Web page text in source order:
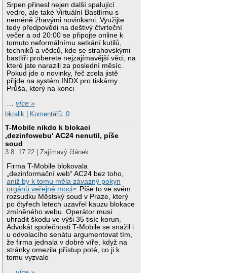
Srpen přinesl nejen další spalující
vedro, ale také Virtuální Bastlírnu s
neméně žhavými novinkami. Využijte
tedy předpovědi na deštivý čtvrteční
večer a od 20:00 se připojte online k
tomuto neformálnímu setkání kutilů,
techniků a vědců, kde se strahovskými
bastlíři proberete nejzajímavější věci, na
které jste narazili za poslední měsíc.
Pokud jde o novinky, řeč zcela jistě
přijde na systém INDX pro tiskárny
Průša, který na konci
…více »
bkralik
Komentářů: 0
T-Mobile nikdo k blokaci
‚dezinfowebu‘ AC24 nenutil, píše
soud
3.8. 17:22 | Zajímavý článek
Firma T-Mobile blokovala
„dezinformační web“ AC24 bez toho,
aniž by k tomu měla závazný pokyn
orgánů veřejné moci . Píše to ve svém
rozsudku Městský soud v Praze, který
po čtyřech letech uzavřel kauzu blokace
zmíněného webu. Operátor musí
uhradit škodu ve výši 35 tisíc korun.
Advokát společnosti T-Mobile se snažil i
u odvolacího senátu argumentovat tím,
že firma jednala v dobré víře, když na
stránky omezila přístup poté, co ji k
tomu vyzvalo